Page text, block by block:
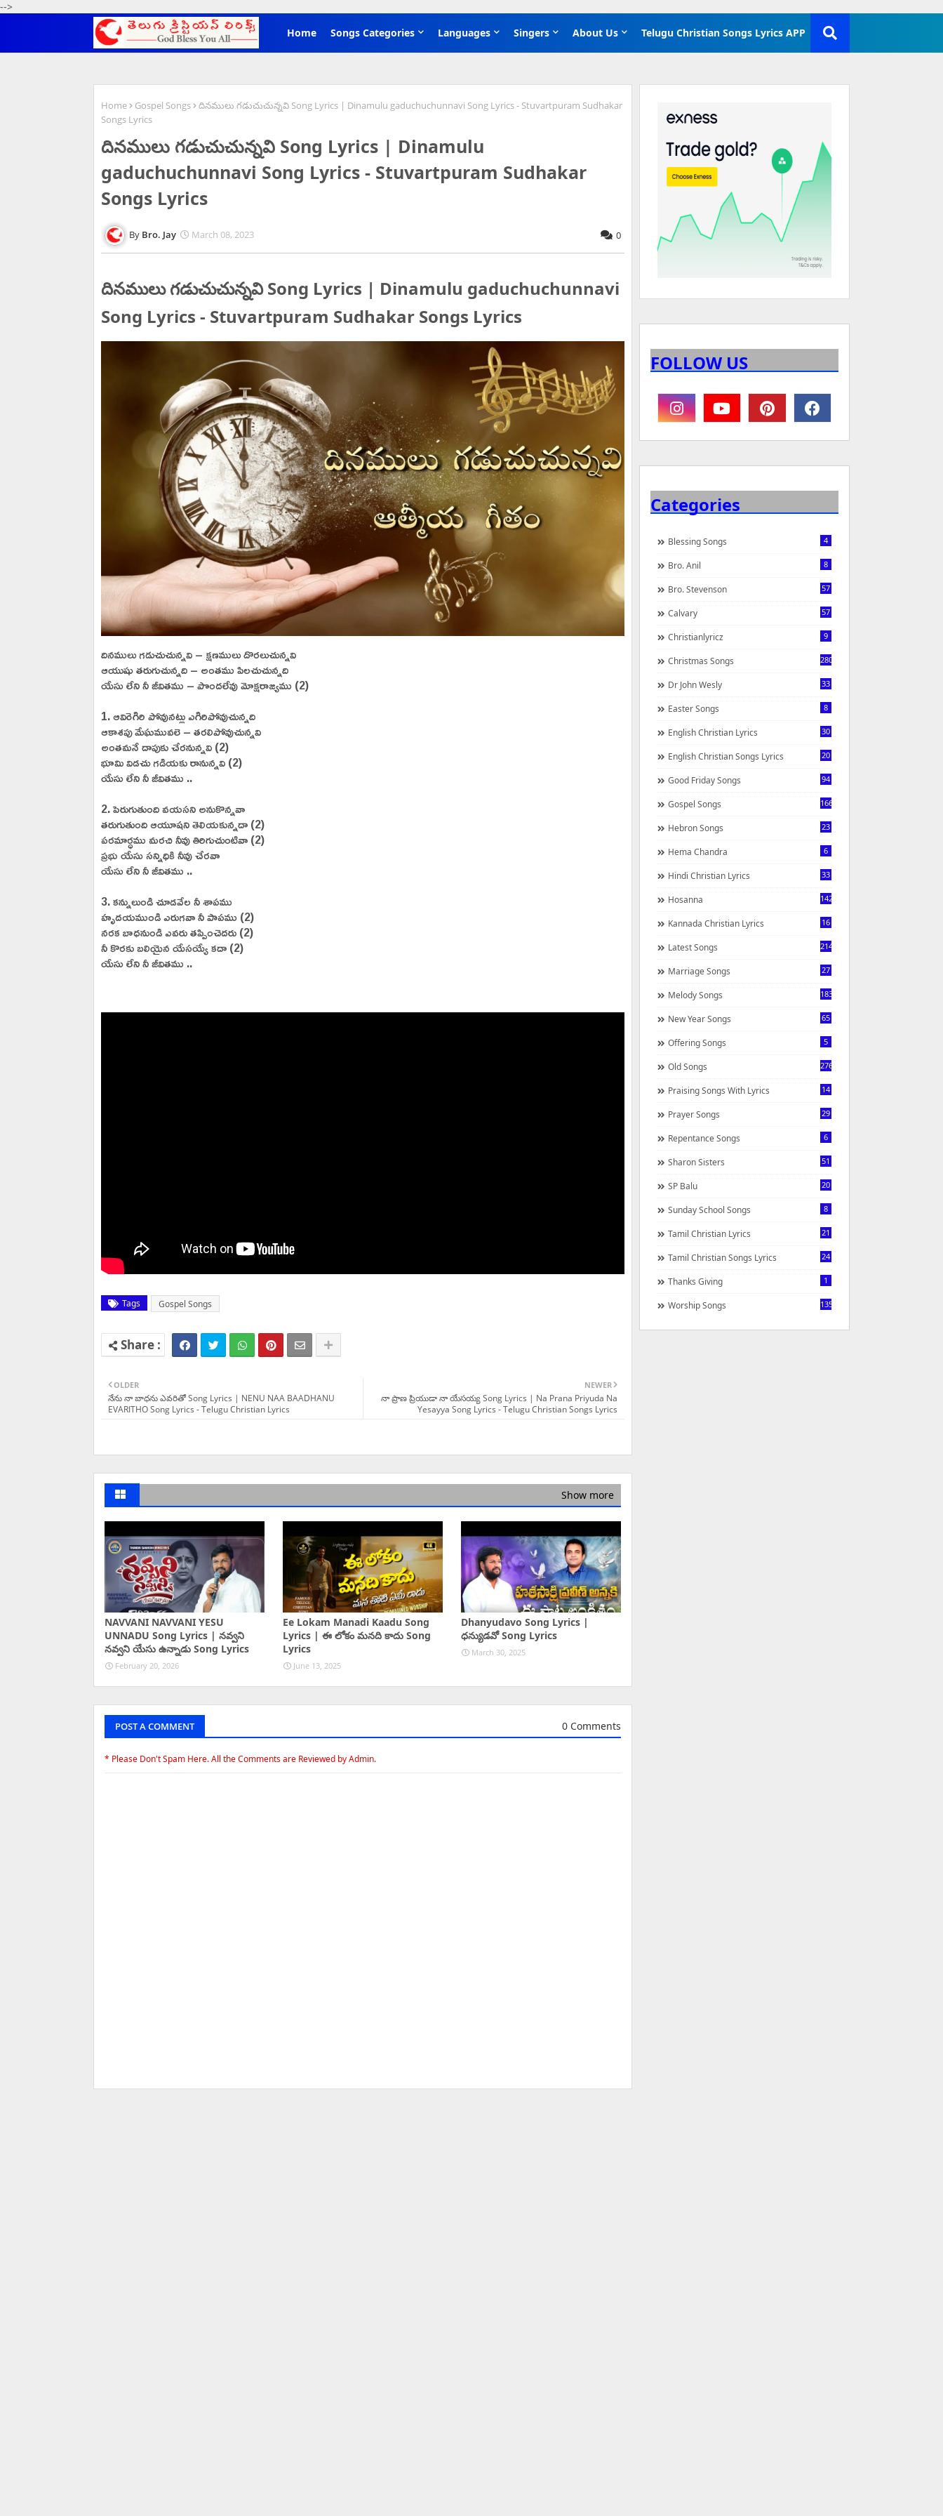
-->
Home
Songs Categories Languages Singers About Us Telugu Christian Songs Lyrics APP
Home Gospel Songs
దినములు గడుచుచున్నవి Song Lyrics | Dinamulu gaduchuchunnavi Song Lyrics - Stuvartpuram Sudhakar
Songs Lyrics
దినములు గడుచుచున్నవి Song Lyrics | Dinamulu
gaduchuchunnavi Song Lyrics - Stuvartpuram Sudhakar
Songs Lyrics
Bro. Jay March 08, 2023 0
దినములు గడుచుచున్నవి Song Lyrics | Dinamulu gaduchuchunnavi
Song Lyrics - Stuvartpuram Sudhakar Songs Lyrics
దినములు గడుచుచున్నవి – క్షణములు దొరలుచున్నవి
ఆయుషు తరుగుచున్నది – అంతము పిలచుచున్నది
యేసు లేని నీ జీవితము – పొందలేవు మోక్షరాజ్యము (2)
1. ఆవిరెగిరి పోవునట్లు ఎగిరిపోవుచున్నది
ఆకాశపు మేఘమువలె – తరలిపోవుచున్నవి
అంతమనే దాపుకు చేరనున్నవి (2)
భూమి విడచు గడియకు రానున్నవి (2)
యేసు లేని నీ జీవితము ..
2. పెరుగుతుంది వయసని అనుకొన్నవా
తరుగుతుంది ఆయూషని తెలియకున్నదా (2)
పరమార్ధము మరచి నీవు తిరిగుచుంటివా (2)
ప్రభు యేసు సన్నిధికి నీవు చేరవా
యేసు లేని నీ జీవితము ..
3. కన్నులుండి చూడవేల నీ శాపము
హృదయముండి ఎరుగవా నీ పాపము (2)
నరక బాధనుండి ఎవరు తప్పించెదరు (2)
నీ కొరకు బలియైన యేసయ్యే కదా (2)
యేసు లేని నీ జీవితము ..
Tags Gospel Songs
NEWER
నా ప్రాణ ప్రియుడా నా యేసయ్య Song Lyrics | Na Prana Priyuda Na
Yesayya Song Lyrics - Telugu Christian Songs Lyrics
OLDER
నేను నా బాధను ఎవరితో Song Lyrics | NENU NAA BAADHANU
EVARITHO Song Lyrics - Telugu Christian Lyrics
Show more
NAVVANI NAVVANI YESU
UNNADU Song Lyrics | నవ్వని
నవ్వని యేసు ఉన్నాడు Song Lyrics
February 20, 2026
Ee Lokam Manadi Kaadu Song
Lyrics | ఈ లోకం మనది కాదు Song
Lyrics
June 13, 2025
Dhanyudavo Song Lyrics |
ధన్యుడవో Song Lyrics
March 30, 2025
POST A COMMENT 0 Comments
* Please Don't Spam Here. All the Comments are Reviewed by Admin.
FOLLOW US
Categories
Blessing Songs 4
Bro. Anil 8
Bro. Stevenson 57
Calvary 57
Christianlyricz 9
Christmas Songs 280
Dr John Wesly 33
Easter Songs 8
English Christian Lyrics 30
English Christian Songs Lyrics 20
Good Friday Songs 94
Gospel Songs 166
Hebron Songs 23
Hema Chandra 6
Hindi Christian Lyrics 33
Hosanna 142
Kannada Christian Lyrics 16
Latest Songs 214
Marriage Songs 27
Melody Songs 183
New Year Songs 65
Offering Songs 5
Old Songs 276
Praising Songs With Lyrics 14
Prayer Songs 29
Repentance Songs 6
Sharon Sisters 51
SP Balu 20
Sunday School Songs 8
Tamil Christian Lyrics 21
Tamil Christian Songs Lyrics 24
Thanks Giving 1
Worship Songs 1350